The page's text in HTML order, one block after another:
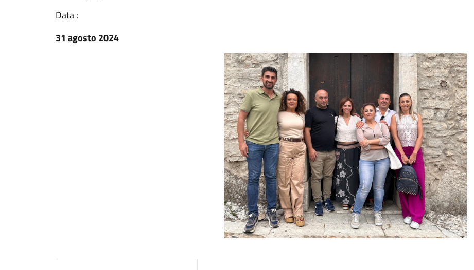
Data :
31 agosto 2024